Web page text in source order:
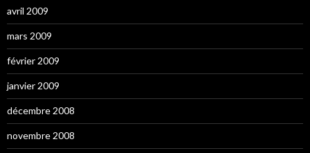
avril 2009
mars 2009
février 2009
janvier 2009
décembre 2008
novembre 2008